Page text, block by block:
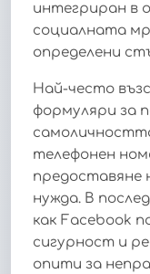
интегриран в
социалната
определени
Най-често
формуляри за
телефонен
предоставяне
нужда. В
как Facebook
сигурност и
опити за